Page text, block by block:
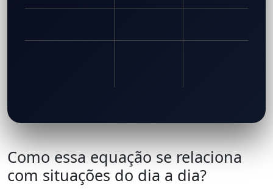
Como essa equação se relaciona
com situações do dia a dia?